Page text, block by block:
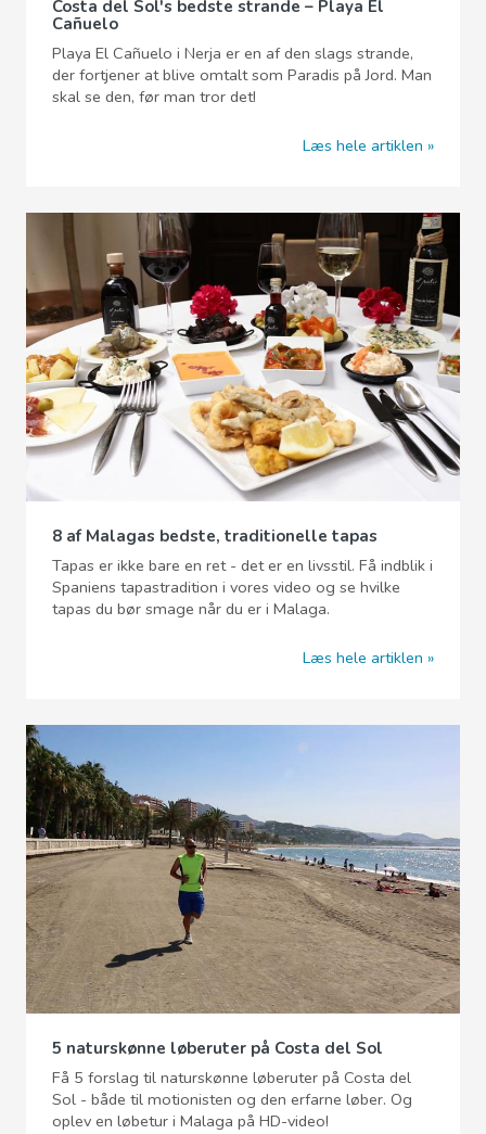
Costa del Sol's bedste strande – Playa El
Cañuelo
Playa El Cañuelo i Nerja er en af den slags strande,
der fortjener at blive omtalt som Paradis på Jord. Man
skal se den, før man tror det!
Læs hele artiklen
8 af Malagas bedste, traditionelle tapas
Tapas er ikke bare en ret - det er en livsstil. Få indblik i
Spaniens tapastradition i vores video og se hvilke
tapas du bør smage når du er i Malaga.
Læs hele artiklen
5 naturskønne løberuter på Costa del Sol
Få 5 forslag til naturskønne løberuter på Costa del
Sol - både til motionisten og den erfarne løber. Og
oplev en løbetur i Malaga på HD-video!